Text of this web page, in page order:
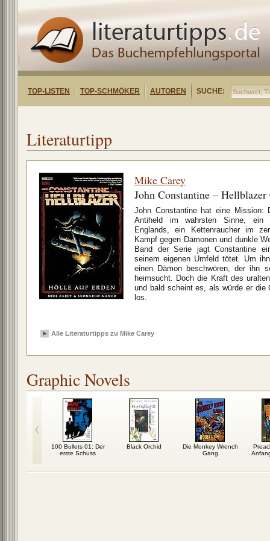
TOP-LISTEN TOP-SCHMÖKER AUTOREN SUCHE:
Literaturtipp
Mike Carey
John Constantine –
John Constantine hat eine
Antiheld im wahrsten Sinne, ein
Englands, ein Kettenraucher im
Kampf gegen Dämonen und dunkle
Band der Serie jagt Constantine
seinem eigenen Umfeld tötet. Um
einen Dämon beschwören, der ihn
heimsucht. Doch die Kraft des
und bald scheint es, als würde er die
los.
Alle Literaturtipps zu Mike Carey
Graphic Novels
100 Bullets 01: Der
erste Schuss
Black Orchid
Die Monkey Wrench
Gang